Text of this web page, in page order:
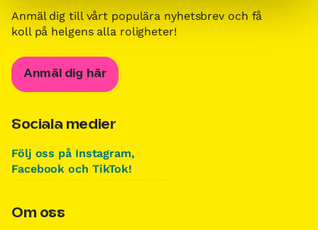
Anmäl dig till vårt populära nyhetsbrev och få
koll på helgens alla roligheter!
Anmäl dig här
Sociala medier
Följ oss på Instagram,
Facebook och TikTok!
Om oss